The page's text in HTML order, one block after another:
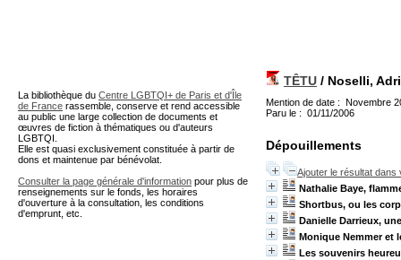
TÊTU / Noselli,
Mention de date : Novembre
Paru le : 01/11/2006
Dépouillements
Ajouter le résultat dans
Nathalie Baye,
Shortbus, ou les
Danielle Darrieux,
Monique Nemmer et
Les souvenirs
La bibliothèque du Centre LGBTQI+ de Paris et d'Île
de France rassemble, conserve et rend accessible
au public une large collection de documents et
œuvres de fiction à thématiques ou d'auteurs
LGBTQI.
Elle est quasi exclusivement constituée à partir de
dons et maintenue par bénévolat.
Consulter la page générale d'information pour plus de
renseignements sur le fonds, les horaires
d'ouverture à la consultation, les conditions
d'emprunt, etc.